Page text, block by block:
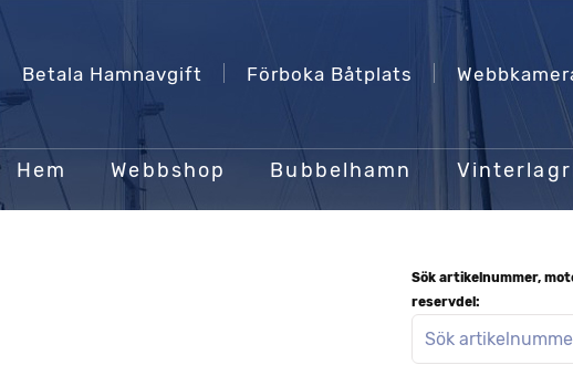
Betala Hamnavgift Förboka Båtplats
Hem Webbshop Bubbelhamn
Sök artikelnummer,
reservdel: